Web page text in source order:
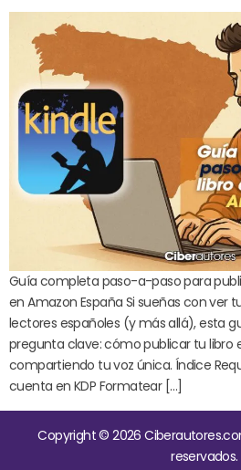
Guía completa paso-a-paso para
en Amazon España Si sueñas con ver
lectores españoles (y más allá), esta
pregunta clave: cómo publicar tu libro
compartiendo tu voz única. Índice
cuenta en KDP Formatear […]
Copyright © 2026
reservados.